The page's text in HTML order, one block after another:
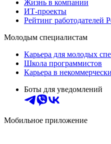
Жизнь в компании
ИТ-проекты
Рейтинг работодателей
Молодым специалистам
Карьера для молодых
Школа программистов
Карьера в
Боты для уведомлений
Мобильное приложение